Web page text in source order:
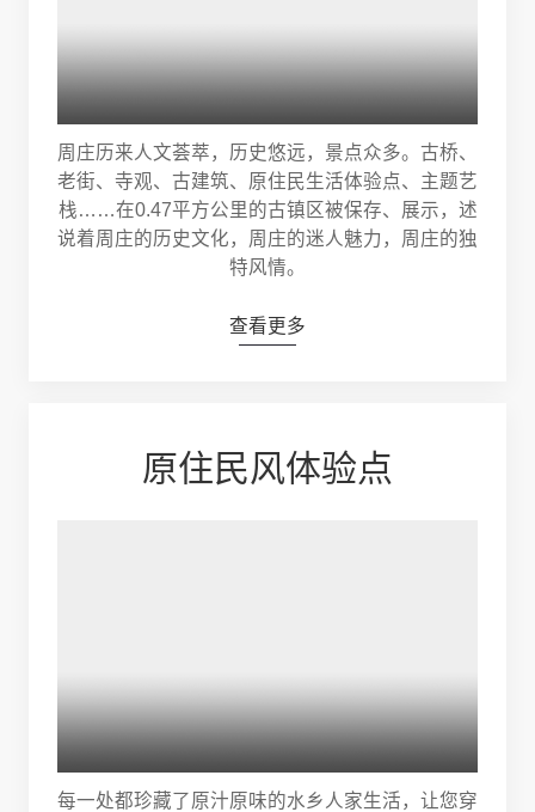
周庄历来人文荟萃，历史悠远，景点众多。古桥、
老街、寺观、古建筑、原住民生活体验点、主题艺
栈……在0.47平方公里的古镇区被保存、展示，述
说着周庄的历史文化，周庄的迷人魅力，周庄的独
特风情。
查看更多
原住民风体验点
每一处都珍藏了原汁原味的水乡人家生活，让您穿